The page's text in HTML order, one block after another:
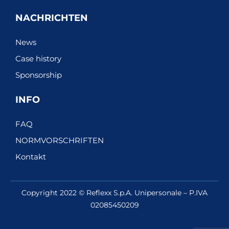
NACHRICHTEN
News
Case history
Sponsorship
INFO
FAQ
NORMVORSCHRIFTEN
Kontakt
Copyright 2022 © Reflexx S.p.A. Unipersonale – P.IVA
02085450209